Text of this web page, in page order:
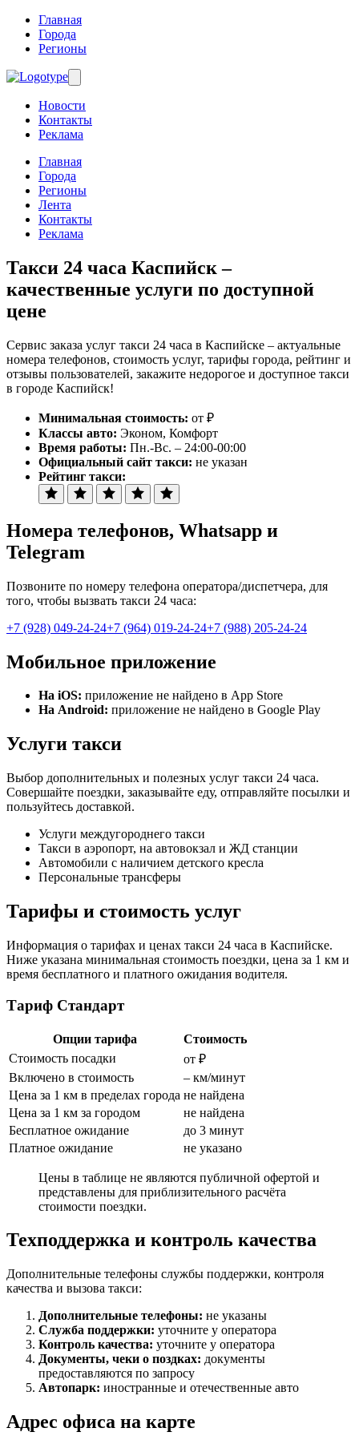
Главная
Города
Регионы
Новости
Контакты
Реклама
Главная
Города
Регионы
Лента
Контакты
Реклама
Такси 24 часа Каспийск –
качественные услуги по доступной
цене
Сервис заказа услуг такси 24 часа в Каспийске – актуальные
номера телефонов, стоимость услуг, тарифы города, рейтинг и
отзывы пользователей, закажите недорогое и доступное такси
в городе Каспийск!
Минимальная стоимость: от ₽
Классы авто: Эконом, Комфорт
Время работы: Пн.-Вс. – 24:00-00:00
Официальный сайт такси: не указан
Рейтинг такси:
Номера телефонов, Whatsapp и
Telegram
Позвоните по номеру телефона оператора/диспетчера, для
того, чтобы вызвать такси 24 часа:
+7 (928) 049-24-24+7 (964) 019-24-24+7 (988) 205-24-24
Мобильное приложение
На iOS: приложение не найдено в App Store
На Android: приложение не найдено в Google Play
Услуги такси
Выбор дополнительных и полезных услуг такси 24 часа.
Совершайте поездки, заказывайте еду, отправляйте посылки и
пользуйтесь доставкой.
Услуги междугороднего такси
Такси в аэропорт, на автовокзал и ЖД станции
Автомобили с наличием детского кресла
Персональные трансферы
Тарифы и стоимость услуг
Информация о тарифах и ценах такси 24 часа в Каспийске.
Ниже указана минимальная стоимость поездки, цена за 1 км и
время бесплатного и платного ожидания водителя.
Тариф Стандарт
Опции тарифа
Стоимость
Стоимость посадки
от ₽
Включено в стоимость
– км/минут
Цена за 1 км в пределах города не найдена
Цена за 1 км за городом
не найдена
Бесплатное ожидание
до 3 минут
Платное ожидание
не указано
Цены в таблице не являются публичной офертой и
представлены для приблизительного расчёта
стоимости поездки.
Техподдержка и контроль качества
Дополнительные телефоны службы поддержки, контроля
качества и вызова такси:
Дополнительные телефоны: не указаны
Служба поддержки: уточните у оператора
Контроль качества: уточните у оператора
Документы, чеки о поздках: документы
предоставляются по запросу
Автопарк: иностранные и отечественные авто
Адрес офиса на карте